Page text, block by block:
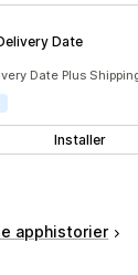
Date
Date Plus
Installer
apphistorier